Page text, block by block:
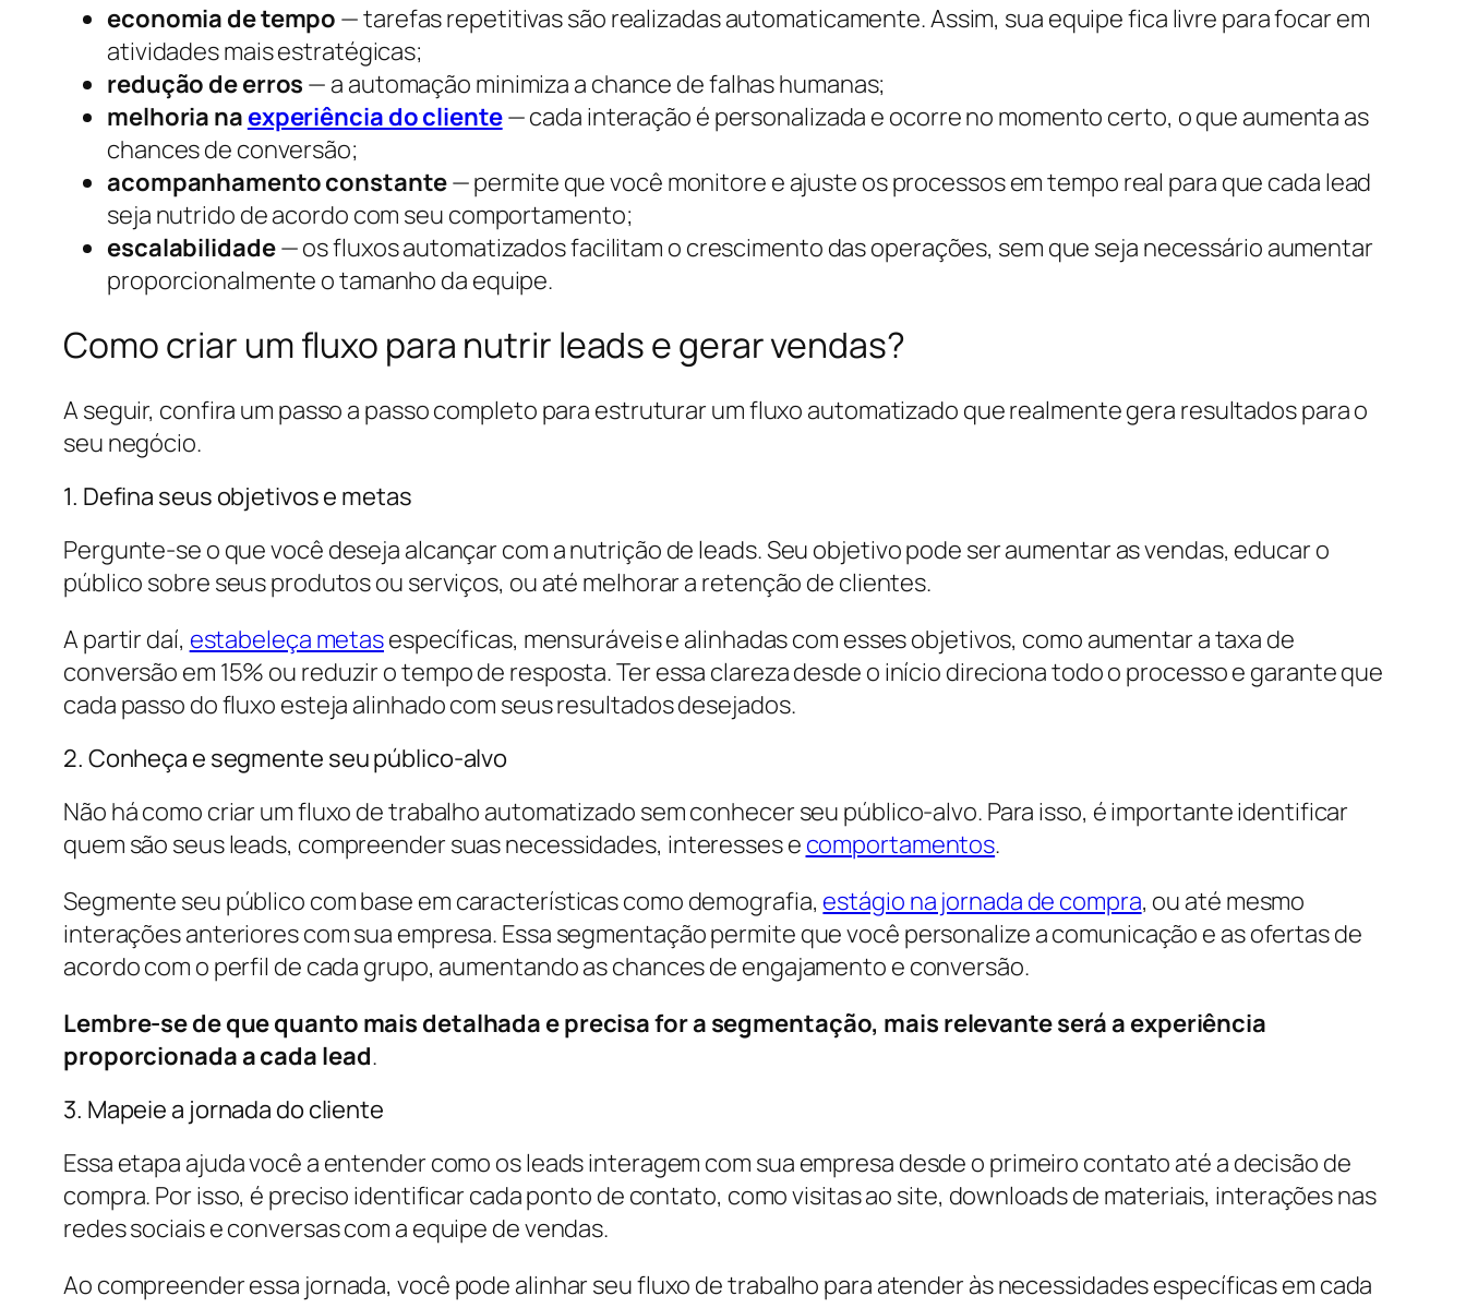
economia de tempo — tarefas repetitivas são realizadas automaticamente. Assim, sua equipe fica livre para focar em
atividades mais estratégicas;
redução de erros — a automação minimiza a chance de falhas humanas;
melhoria na experiência do cliente— cada interação é personalizada e ocorre no momento certo, o que aumenta as
chances de conversão;
acompanhamento constante— permite que você monitore e ajuste os processos em tempo real para que cada lead
seja nutrido de acordo com seu comportamento;
escalabilidade— os fluxos automatizados facilitam o crescimento das operações, sem que seja necessário aumentar
proporcionalmente o tamanho da equipe.
Como criar um fluxo para nutrir leads e gerar vendas?
A seguir, confira um passo a passo completo para estruturar um fluxo automatizado que realmente gera resultados para o
seu negócio.
1. Defina seus objetivos e metas
Pergunte-se o que você deseja alcançar com a nutrição de leads. Seu objetivo pode ser aumentar as vendas, educar o
público sobre seus produtos ou serviços, ou até melhorar a retenção de clientes.
A partir daí, estabeleça metasespecíficas, mensuráveis e alinhadas com esses objetivos, como aumentar a taxa de
conversão em 15% ou reduzir o tempo de resposta. Ter essa clareza desde o início direciona todo o processo e garante que
cada passo do fluxo esteja alinhado com seus resultados desejados.
2. Conheça e segmente seu público-alvo
Não há como criar um fluxo de trabalho automatizado sem conhecer seu público-alvo. Para isso, é importante identificar
quem são seus leads, compreender suas necessidades, interesses e comportamentos.
Segmente seu público com base em características como demografia, estágio na jornada de compra, ou até mesmo
interações anteriores com sua empresa. Essa segmentação permite que você personalize a comunicação e as ofertas de
acordo com o perfil de cada grupo, aumentando as chances de engajamento e conversão.
Lembre-se de que quanto mais detalhada e precisa for a segmentação, mais relevante será a experiência
proporcionada a cada lead.
3. Mapeie a jornada do cliente
Essa etapa ajuda você a entender como os leads interagem com sua empresa desde o primeiro contato até a decisão de
compra. Por isso, é preciso identificar cada ponto de contato, como visitas ao site, downloads de materiais, interações nas
redes sociais e conversas com a equipe de vendas.
Ao compreender essa jornada, você pode alinhar seu fluxo de trabalho para atender às necessidades específicas em cada